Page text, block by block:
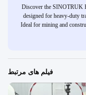
Discover the SINOTRUK
designed for heavy-duty
Ideal for mining and
فیلم های مرتبط